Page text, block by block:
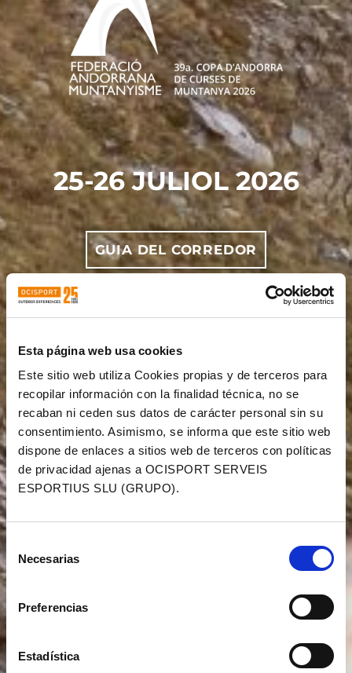
Esta página web usa cookies
Este sitio web utiliza Cookies propias y de terceros para
recopilar información con la finalidad técnica, no se
recaban ni ceden sus datos de carácter personal sin su
consentimiento. Asimismo, se informa que este sitio web
dispone de enlaces a sitios web de terceros con políticas
de privacidad ajenas a OCISPORT SERVEIS
ESPORTIUS SLU (GRUPO).
de
consentimiento
Necesarias
Preferencias
Estadística
25-26 JULIOL 2026
GUIA DEL CORREDOR
SKYRACE COMAPEDROSA
LLISTAT INSCRITS XTERRA
SKYRACE COMAPEDROSA - 24K